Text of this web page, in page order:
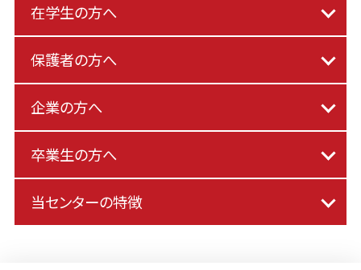
在学生の方へ
保護者の方へ
企業の方へ
卒業生の方へ
当センターの特徴